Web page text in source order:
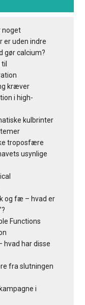
noget
er uden indre
gør calcium?
kræver
i high-
kulbrinter
troposfære
usynlige
og fæ – hvad er
Functions
hvad har disse
fra slutningen
i